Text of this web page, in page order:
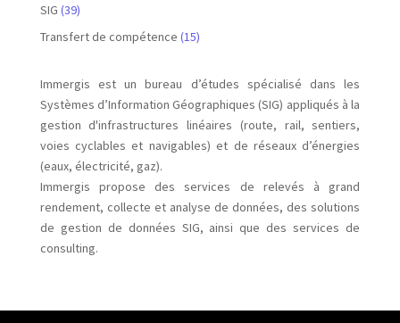
SIG (39)
Transfert de compétence (15)
Immergis est un bureau d’études spécialisé dans les
Systèmes d’Information Géographiques (SIG) appliqués à la
gestion d'infrastructures linéaires (route, rail, sentiers,
voies cyclables et navigables) et de réseaux d’énergies
(eaux, électricité, gaz).
Immergis propose des services de relevés à grand
rendement, collecte et analyse de données, des solutions
de gestion de données SIG, ainsi que des services de
consulting.